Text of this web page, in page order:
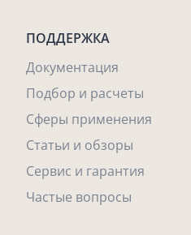
ПОДДЕРЖКА
Документация
Подбор и расчеты
Сферы применения
Статьи и обзоры
Сервис и гарантия
Частые вопросы